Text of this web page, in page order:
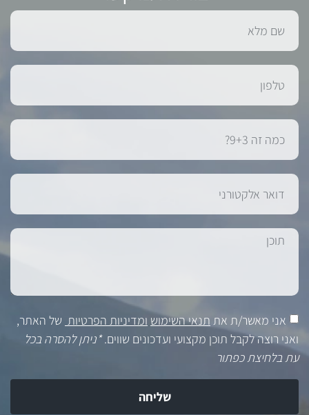
אני מאשר/ת את תנאי השימוש ומדיניות הפרטיות של האתר,
ואני רוצה לקבל תוכן מקצועי ועדכונים שווים.*ניתן להסרה בכל
עת בלחיצת כפתור
שליחה